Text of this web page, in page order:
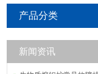
产品分类
新闻资讯